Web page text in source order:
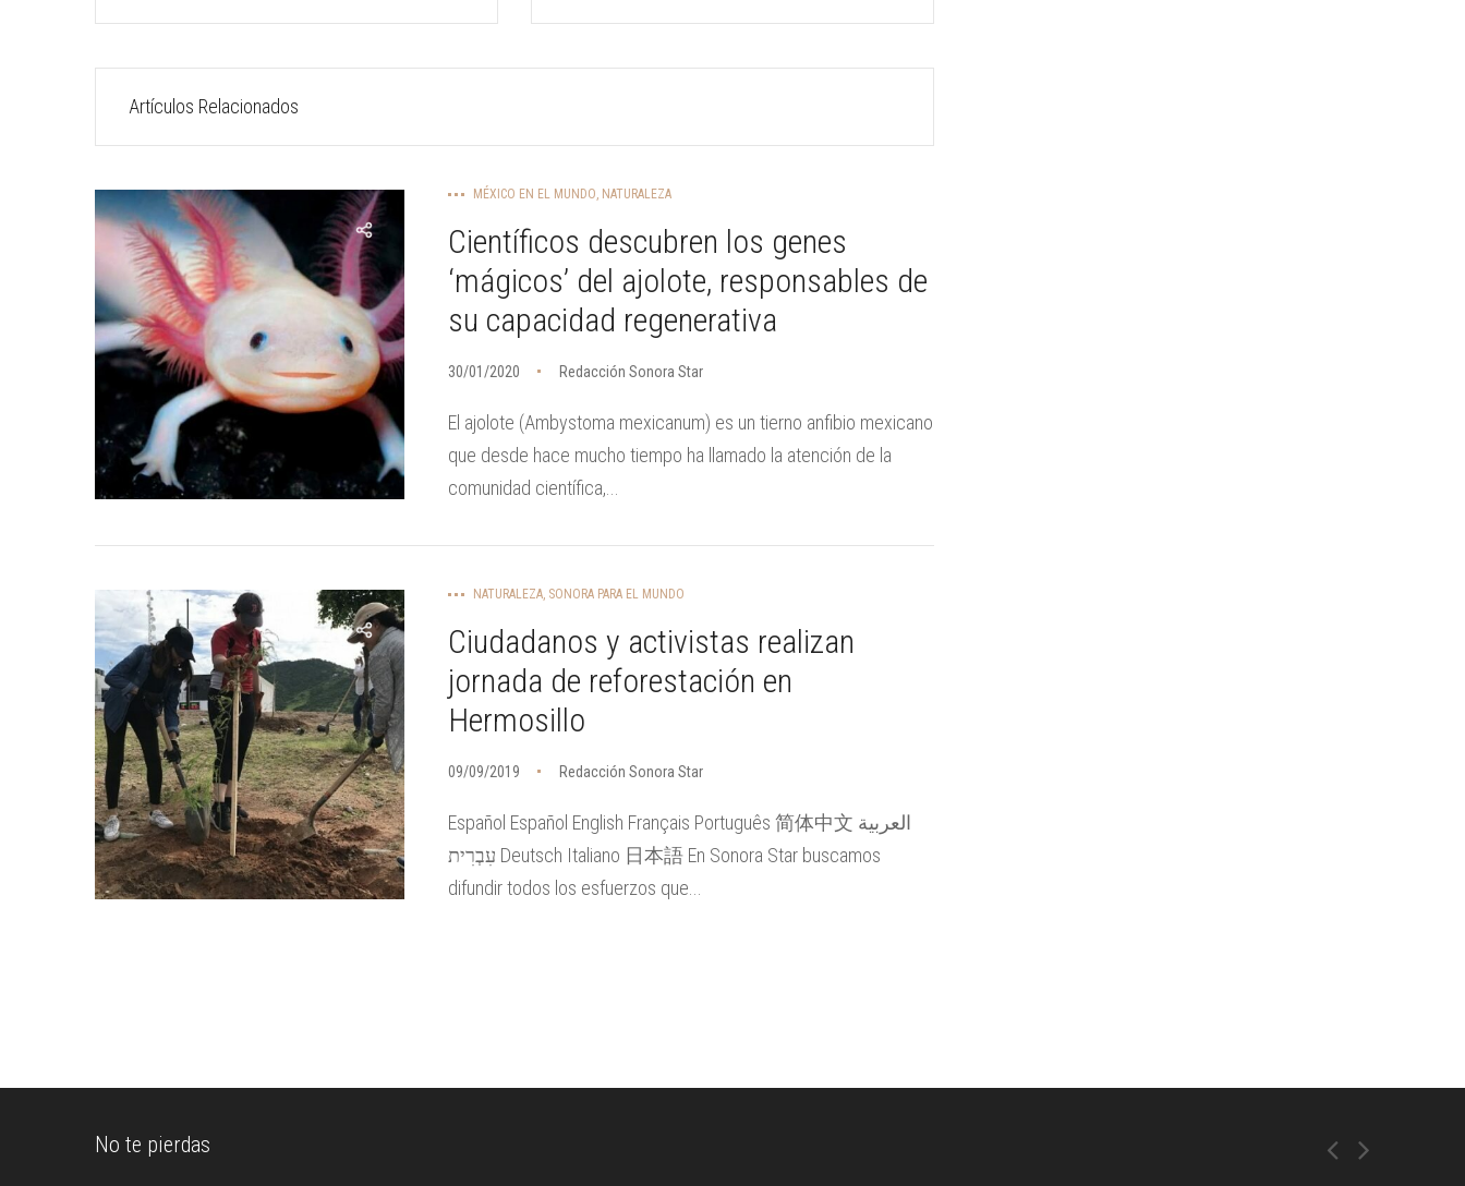
Artículos Relacionados
MÉXICO EN EL MUNDO, NATURALEZA
Científicos descubren los genes
‘mágicos’ del ajolote, responsables de
su capacidad regenerativa
30/01/2020 Redacción Sonora Star
El ajolote (Ambystoma mexicanum) es un tierno anfibio mexicano
que desde hace mucho tiempo ha llamado la atención de la
comunidad científica,...
NATURALEZA, SONORA PARA EL MUNDO
Ciudadanos y activistas realizan
jornada de reforestación en
Hermosillo
09/09/2019 Redacción Sonora Star
Español Español English Français Português 简体中文 العربية
עִבְרִית Deutsch Italiano 日本語 En Sonora Star buscamos
difundir todos los esfuerzos que...
No te pierdas